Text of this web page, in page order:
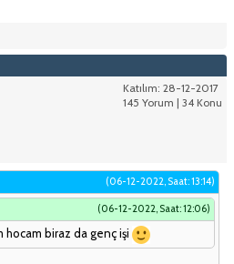
Katılım: 28-12-2017
145 Yorum | 34 Konu
(06-12-2022, Saat: 13:14)
(06-12-2022, Saat: 12:06)
hocam biraz da genç işi